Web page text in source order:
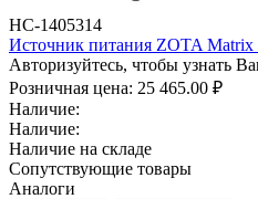
НС-1405314
Источник питания ZOTA
Авторизуйтесь, чтобы узнать
Розничная цена: 25 465.00 ₽
Наличие:
Наличие:
Наличие на складе
Сопутствующие товары
Аналоги